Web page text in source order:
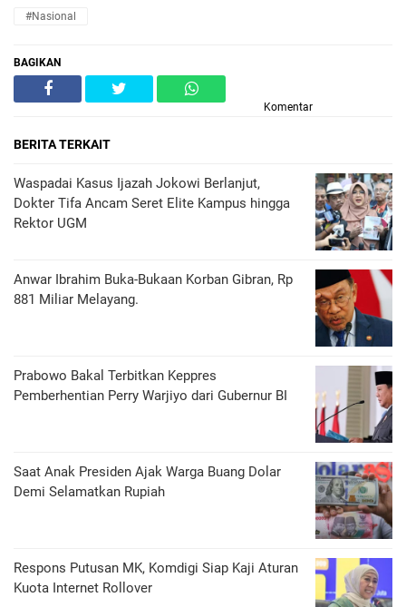
#Nasional
BAGIKAN
Komentar
BERITA TERKAIT
Waspadai Kasus Ijazah Jokowi Berlanjut,
Dokter Tifa Ancam Seret Elite Kampus hingga
Rektor UGM
Anwar Ibrahim Buka-Bukaan Korban Gibran, Rp
881 Miliar Melayang.
Prabowo Bakal Terbitkan Keppres
Pemberhentian Perry Warjiyo dari Gubernur BI
Saat Anak Presiden Ajak Warga Buang Dolar
Demi Selamatkan Rupiah
Respons Putusan MK, Komdigi Siap Kaji Aturan
Kuota Internet Rollover